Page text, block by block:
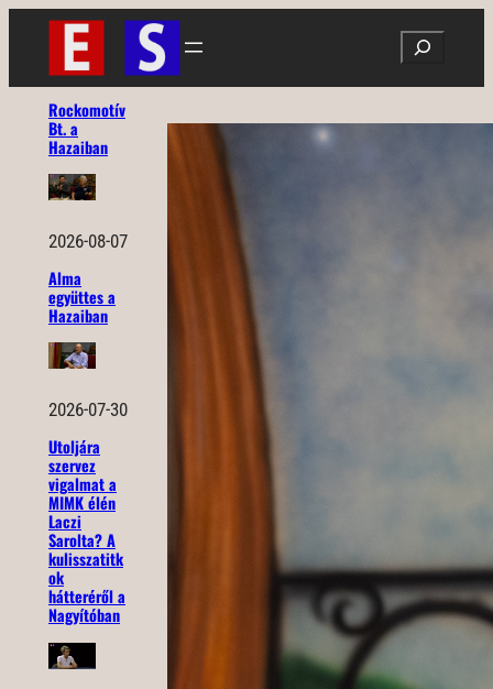
Ugrás
tartalomhoz
Search
Rockomotív
Bt. a
Hazaiban
2026-08-07
Alma
együttes a
Hazaiban
2026-07-30
Utoljára
szervez
vigalmat a
MIMK élén
Laczi
Sarolta? A
kulisszatitk
ok
hátteréről a
Nagyítóban